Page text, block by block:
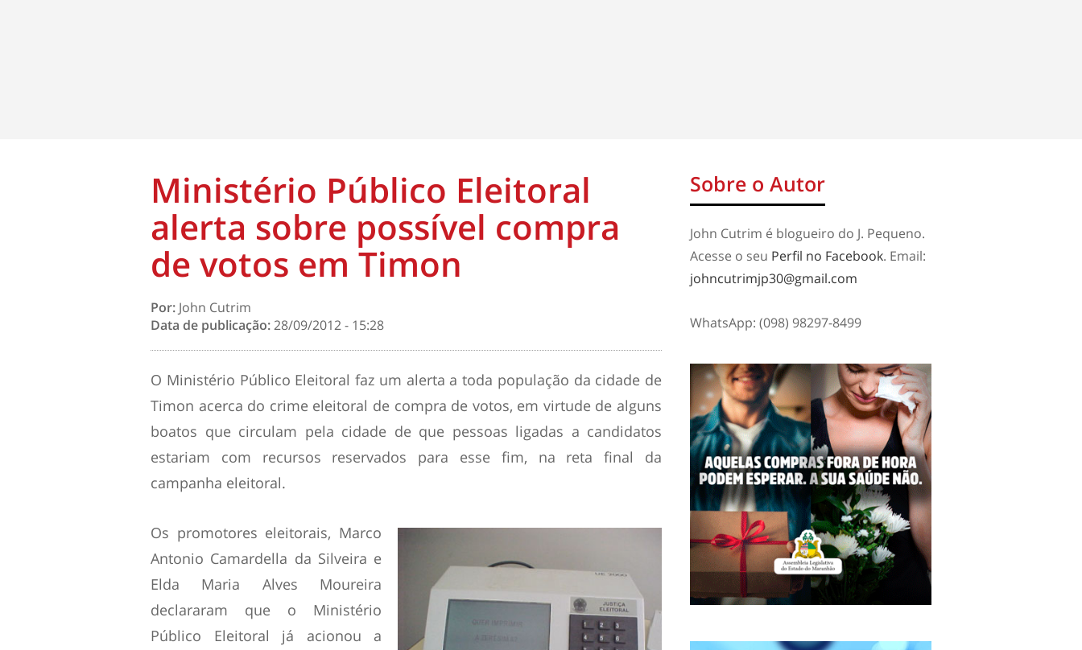
Ministério Público Eleitoral
alerta sobre possível compra
de votos em Timon
Por: John Cutrim
Data de publicação:28/09/2012 - 15:28
O Ministério Público Eleitoral faz um alerta a toda população da cidade de
Timon acerca do crime eleitoral de compra de votos, em virtude de alguns
boatos que circulam pela cidade de que pessoas ligadas a candidatos
estariam com recursos reservados para esse fim, na reta final da
campanha eleitoral.
Os promotores eleitorais, Marco
Antonio Camardella da Silveira e
Elda Maria Alves Moureira
declararam que o Ministério
Público Eleitoral já acionou a
Sobre o Autor
John Cutrim é blogueiro do J. Pequeno.
Acesse o seu Perfil no Facebook. Email:
johncutrimjp30@gmail.com
WhatsApp: (098) 98297-8499